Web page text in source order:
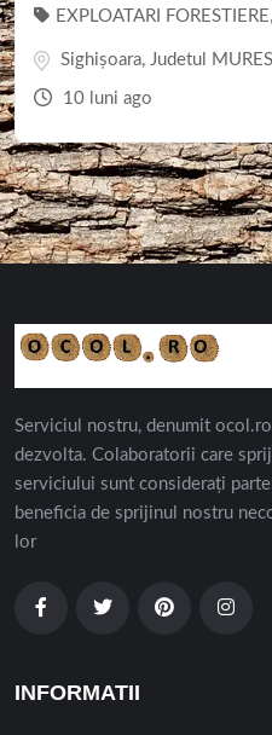
EXPLOATARI FORESTIERE,
Sighişoara, Judetul MURES
10 luni ago
Serviciul nostru, denumit
dezvolta. Colaboratorii care
serviciului sunt considerați
beneficia de sprijinul nostru
lor
INFORMATII